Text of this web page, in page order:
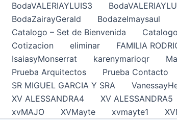
BodaVALERIAYLUIS3
BodaZairayGerald
Bodazelmaysaul
Catalogo – Set de Bienvenida
Cotizacion
eliminar FAMILIA
IsaiasyMonserrat
karenymarioqr
Prueba Arquitectos
Prueba Contacto
SR MIGUEL GARCIA Y SRA
XV ALESSANDRA4
XV ALESSANDRA5
xvMAJO
XVMayte xvmayte1